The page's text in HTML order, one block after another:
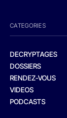
CATEGORIES
DECRYPTAGES
DOSSIERS
RENDEZ-VOUS
VIDEOS
PODCASTS